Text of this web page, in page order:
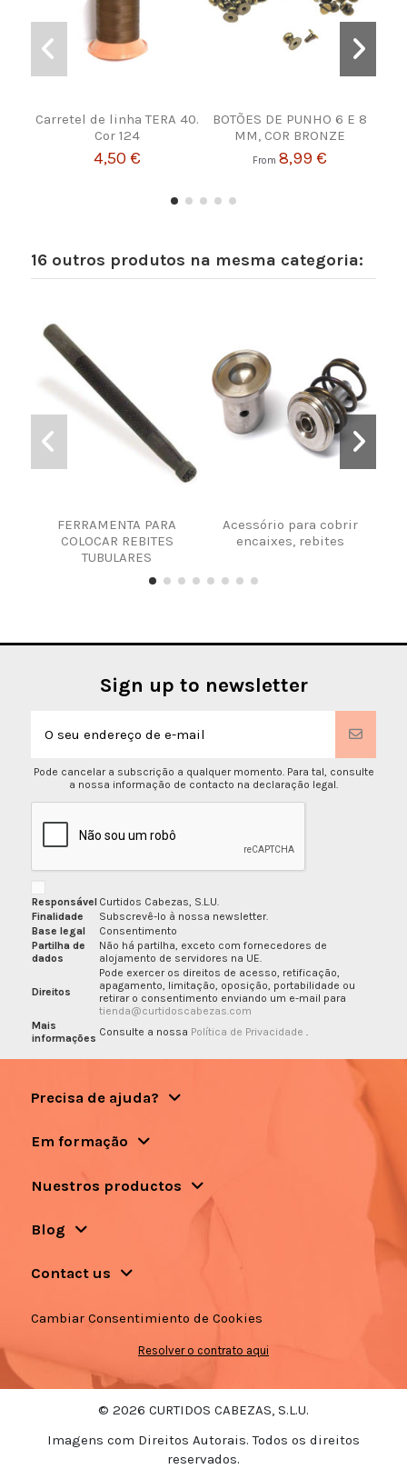
Carretel de linha TERA 40.
Cor 124
4,50 €
BOTÕES DE PUNHO 6 E 8
MM, COR BRONZE
From8,99 €
16 outros produtos na mesma categoria:
FERRAMENTA PARA
COLOCAR REBITES
TUBULARES
Acessório para cobrir
encaixes, rebites
Sign up to newsletter
Pode cancelar a subscrição a qualquer momento. Para tal, consulte
a nossa informação de contacto na declaração legal.
Responsável Curtidos Cabezas, S.L.U.
Finalidade
Subscrevê-lo à nossa newsletter.
Base legal
Consentimento
Partilha de
dados
Não há partilha, exceto com fornecedores de
alojamento de servidores na UE.
Direitos
Pode exercer os direitos de acesso, retificação,
apagamento, limitação, oposição, portabilidade ou
retirar o consentimento enviando um e-mail para
tienda@curtidoscabezas.com
Mais
informações Consulte a nossa Política de Privacidade
Precisa de ajuda?
Em formação
Nuestros productos
Blog
Contact us
Cambiar Consentimiento de Cookies
Resolver o contrato aqui
© 2026 CURTIDOS CABEZAS, S.L.U.
Imagens com Direitos Autorais. Todos os direitos
reservados.